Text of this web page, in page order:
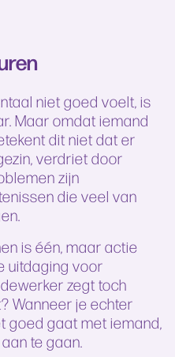
niet goed voelt, is
Maar omdat iemand
dit niet dat er
verdriet door
zijn
die veel van
is één, maar actie
uitdaging voor
zegt toch
Wanneer je echter
goed gaat met iemand,
te gaan.